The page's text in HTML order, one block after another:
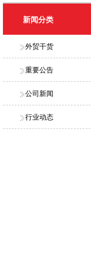
新闻分类
外贸干货
重要公告
公司新闻
行业动态